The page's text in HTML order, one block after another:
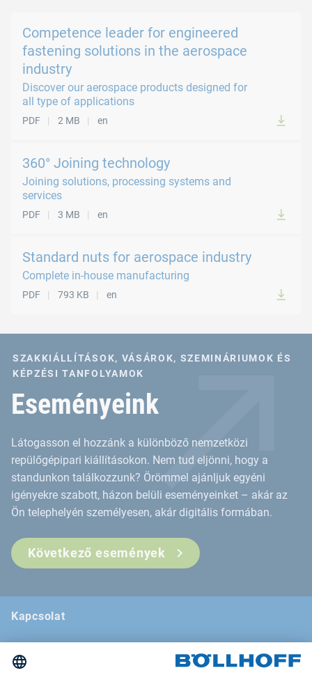
Competence leader for engineered
fastening solutions in the aerospace
industry
Discover our aerospace products designed for
all type of applications
PDF 2 MB en
360° Joining technology
Joining solutions, processing systems and
services
PDF 3 MB en
Standard nuts for aerospace industry
Complete in-house manufacturing
PDF 793 KB en
SZAKKIÁLLÍTÁSOK, VÁSÁROK, SZEMINÁRIUMOK ÉS
KÉPZÉSI TANFOLYAMOK
Eseményeink
Látogasson el hozzánk a különböző nemzetközi
repülőgépipari kiállításokon. Nem tud eljönni, hogy a
standunkon találkozzunk? Örömmel ajánljuk egyéni
igényekre szabott, házon belüli eseményeinket – akár az
Ön telephelyén személyesen, akár digitális formában.
Következő események
Kapcsolat
Szakmai kiállítások, vásárok és szemináriumok